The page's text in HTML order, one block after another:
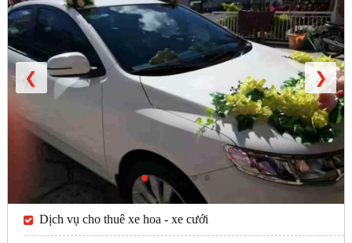
❯
❮
Dịch vụ cho thuê xe hoa - xe cưới